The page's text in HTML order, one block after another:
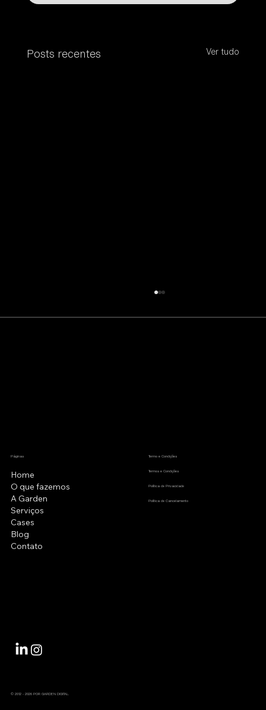
Posts recentes Ver tudo
Negócio Realmente Está
Páginas
Home
O que fazemos
A Garden
Serviços
Cases
Blog
Contato
Termo e Condições
Termos e Condições
Política de Privacidade
Política de Cancelamento
© 2012 - 2026 POR GARDEN DIGITAL.